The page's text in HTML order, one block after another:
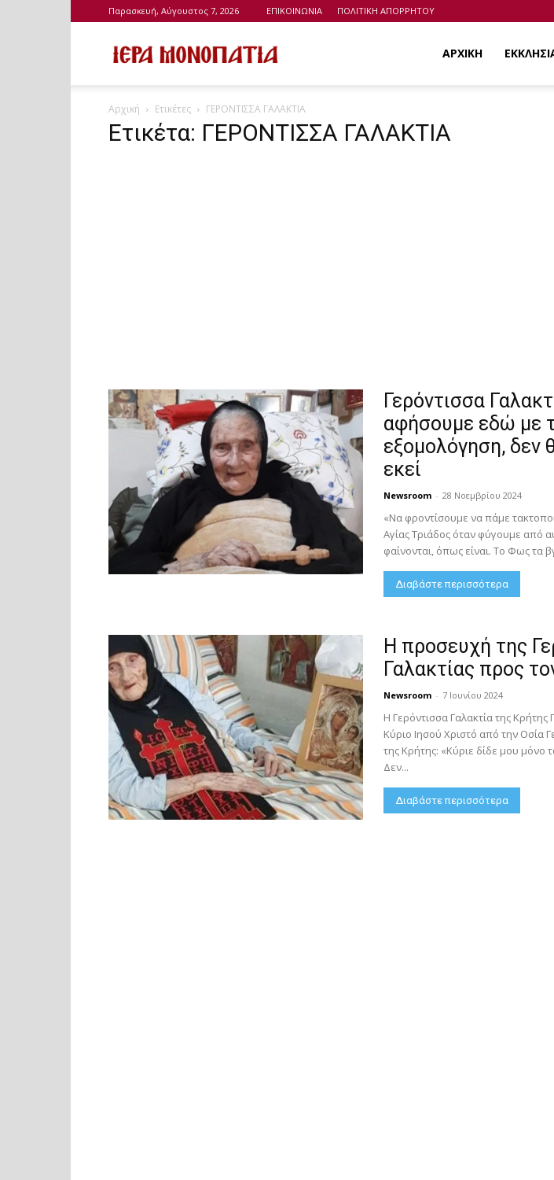
Παρασκευή, Αύγουστος 7, 2026 ΕΠΙΚΟΙΝΩΝΙΑ ΠΟΛΙΤΙΚΗ ΑΠΟΡΡΗΤΟΥ
Μονοπάτια
ΑΡΧΙΚΗ
Αρχική Ετικέτες ΓΕΡΟΝΤΙΣΣΑ ΓΑΛΑΚΤΙΑ
Ετικέτα: ΓΕΡΟΝΤΙΣΣΑ ΓΑΛΑΚΤΙΑ
Γερόντισσα
αφήσουμε εδώ με
εξομολόγηση, δεν
εκεί
Newsroom - 28 Νοεμβρίου 2024
«Να φροντίσουμε να πάμε
Αγίας Τριάδος όταν φύγουμε από
φαίνονται, όπως είναι. Το Φως τα
Διαβάστε περισσότερα
Η προσευχή της
Γαλακτίας προς
Newsroom - 7 Ιουνίου 2024
Η Γερόντισσα Γαλακτία της
Κύριο Ιησού Χριστό από την Οσία
της Κρήτης: «Κύριε δίδε μου μόνο
Δεν...
Διαβάστε περισσότερα